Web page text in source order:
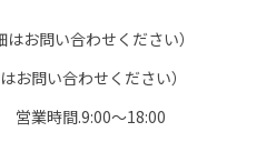
お問い合わせください）
お問い合わせください）
業時間.9:00～18:00